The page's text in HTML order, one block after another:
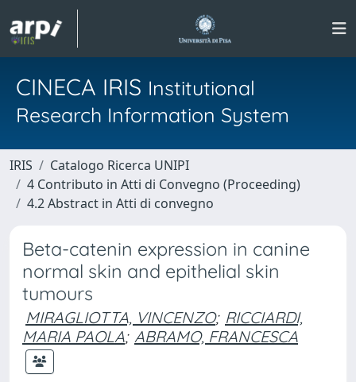
CINECA IRIS Institutional
Research Information System
IRIS
Catalogo Ricerca UNIPI
4 Contributo in Atti di Convegno (Proceeding)
4.2 Abstract in Atti di convegno
Beta-catenin expression in canine
normal skin and epithelial skin
tumours
MIRAGLIOTTA, VINCENZO; RICCIARDI,
MARIA PAOLA; ABRAMO, FRANCESCA